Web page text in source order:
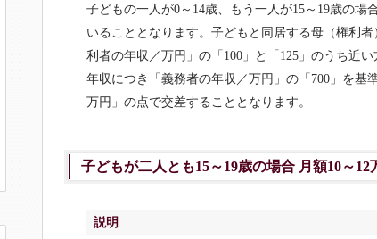
子どもの一人が0～14歳、もう一人が15～19歳の場
いることとなります。子どもと同居する母（権利
利者の年収／万円」の「100」と「125」のうち近
年収につき「義務者の年収／万円」の「700」を基
万円」の点で交差することとなります。
子どもが二人とも15～19歳の場合 月額10～12
説明